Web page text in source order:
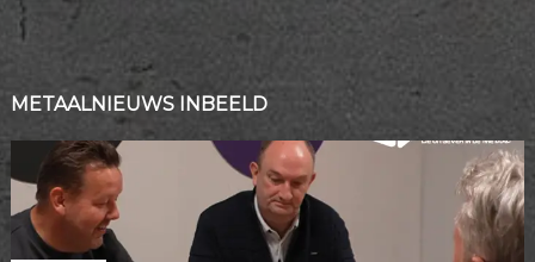
METAALNIEUWS INBEELD